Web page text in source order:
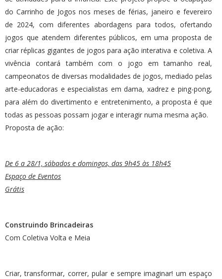
do Carrinho de Jogos nos meses de férias, janeiro e fevereiro
de 2024, com diferentes abordagens para todos, ofertando
jogos que atendem diferentes públicos, em uma proposta de
criar réplicas gigantes de jogos para ação interativa e coletiva. A
vivência contará também com o jogo em tamanho real,
campeonatos de diversas modalidades de jogos, mediado pelas
arte-educadoras e especialistas em dama, xadrez e ping-pong,
para além do divertimento e entretenimento, a proposta é que
todas as pessoas possam jogar e interagir numa mesma ação.
Proposta de ação:
De 6 a 28/1, sábados e domingos, das 9h45 às 18h45
Espaço de Eventos
Grátis
Construindo Brincadeiras
Com Coletiva Volta e Meia
Criar, transformar, correr, pular e sempre imaginar! um espaço